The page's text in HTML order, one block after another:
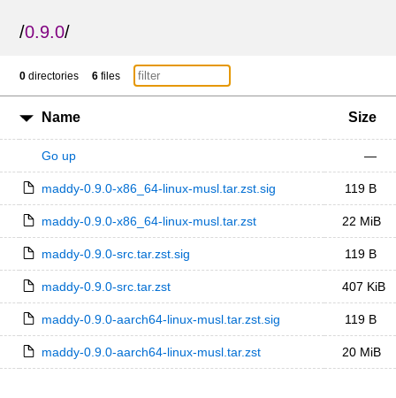
/0.9.0/
0 directories 6 files
Name Size
Go up —
maddy-0.9.0-x86_64-linux-musl.tar.zst.sig 119 B
maddy-0.9.0-x86_64-linux-musl.tar.zst 22 MiB
maddy-0.9.0-src.tar.zst.sig 119 B
maddy-0.9.0-src.tar.zst 407 KiB
maddy-0.9.0-aarch64-linux-musl.tar.zst.sig 119 B
maddy-0.9.0-aarch64-linux-musl.tar.zst 20 MiB